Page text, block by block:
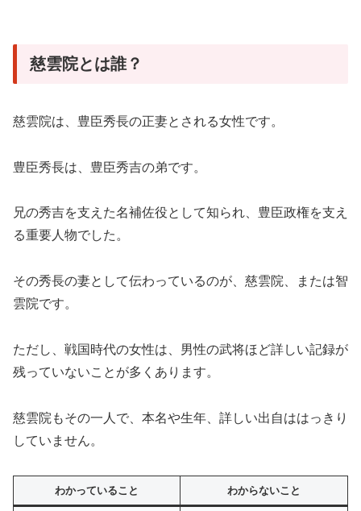
慈雲院とは誰？
慈雲院は、豊臣秀長の正妻とされる女性です。
豊臣秀長は、豊臣秀吉の弟です。
兄の秀吉を支えた名補佐役として知られ、豊臣政権を支え
る重要人物でした。
その秀長の妻として伝わっているのが、慈雲院、または智
雲院です。
ただし、戦国時代の女性は、男性の武将ほど詳しい記録が
残っていないことが多くあります。
慈雲院もその一人で、本名や生年、詳しい出自ははっきり
していません。
わかっていること わからないこと